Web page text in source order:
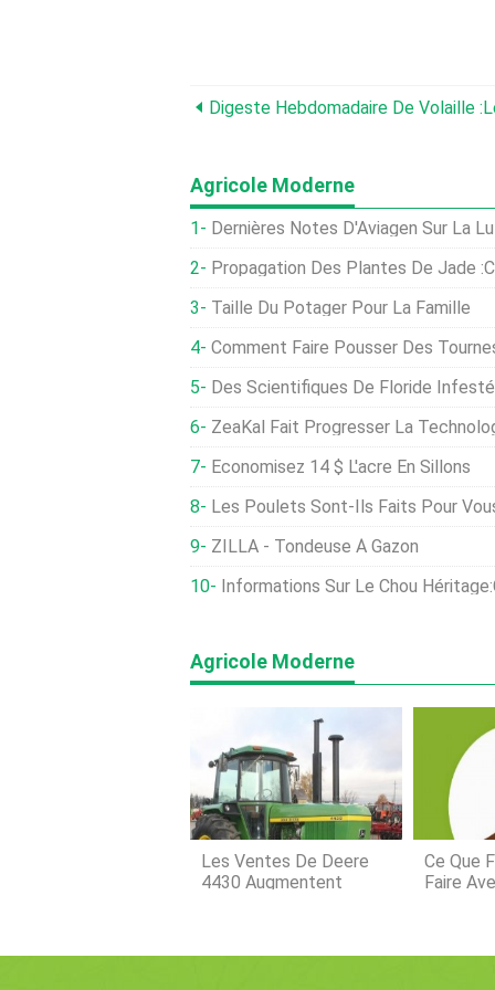
Agricole Moderne
Dernières Notes D'Aviagen Sur La Lutte Contre La Coccidiose Chez Les Éleveurs De
Propagation Des Plantes De Jade
Taille Du Potager Pour La Famille
Comment Faire Pousser Des Tournesols :un Ajout
Des Scientifiques De Floride Infestés De Parasites
ZeaKal Fait Progresser La
Économisez 14 $ L'acre En Sillons
Les Poulets Sont-Ils Faits Pour Vous ? Ce Service De
ZILLA - Tondeuse À Gazon
Informations Sur Le Chou Héritage:Conseils Pour
Agricole Moderne
Les Ventes De Deere
4430 Augmentent
Ce Que
Faire